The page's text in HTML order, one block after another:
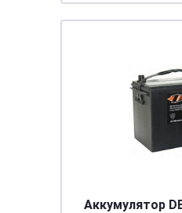
Аккумулятор